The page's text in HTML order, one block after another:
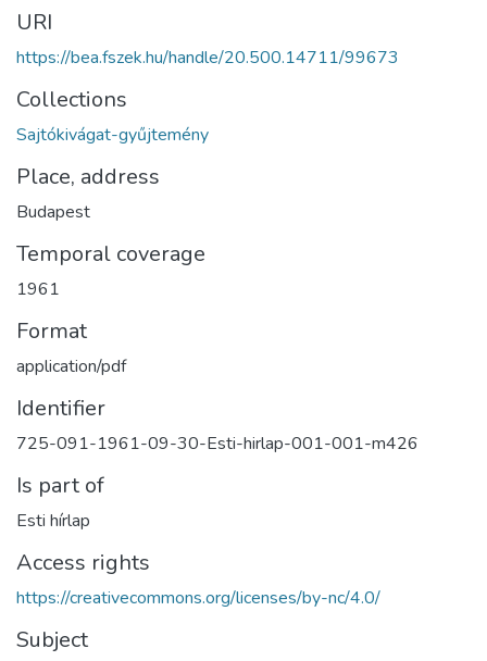
URI
https://bea.fszek.hu/handle/20.500.14711/99673
Collections
Sajtókivágat-gyűjtemény
Place, address
Budapest
Temporal coverage
1961
Format
application/pdf
Identifier
725-091-1961-09-30-Esti-hirlap-001-001-m426
Is part of
Esti hírlap
Access rights
https://creativecommons.org/licenses/by-nc/4.0/
Subject